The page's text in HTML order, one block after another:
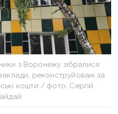
з Воронежу зібралися
реконструйовані за
кошти / фото: Сергій